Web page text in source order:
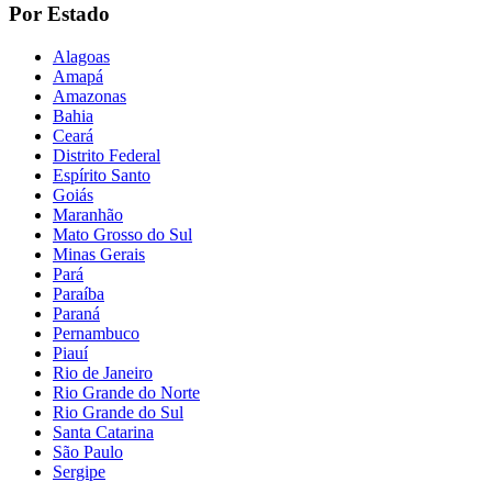
Por Estado
Alagoas
Amapá
Amazonas
Bahia
Ceará
Distrito Federal
Espírito Santo
Goiás
Maranhão
Mato Grosso do Sul
Minas Gerais
Pará
Paraíba
Paraná
Pernambuco
Piauí
Rio de Janeiro
Rio Grande do Norte
Rio Grande do Sul
Santa Catarina
São Paulo
Sergipe